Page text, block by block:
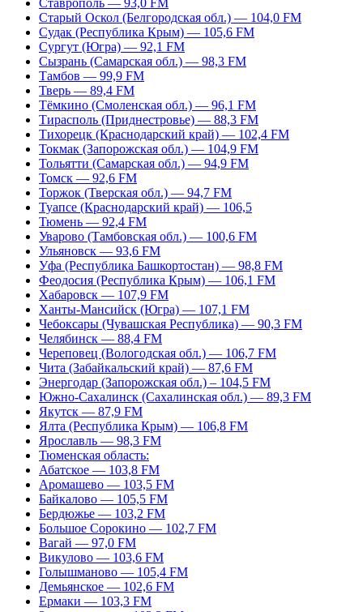
Ставрополь — 93,0 FM
Старый Оскол (Белгородская обл.) — 104,0 FM
Судак (Республика Крым) — 105,6 FM
Сургут (Югра) — 92,1 FM
Сызрань (Самарская обл.) — 98,3 FM
Тамбов — 99,9 FM
Тверь — 89,4 FM
Тёмкино (Смоленская обл.) — 96,1 FM
Тирасполь (Приднестровье) — 88,3 FM
Тихорецк (Краснодарский край) — 102,4 FM
Токмак (Запорожская обл.) — 104,9 FM
Тольятти (Самарская обл.) — 94,9 FM
Томск — 92,6 FM
Торжок (Тверская обл.) — 94,7 FM
Туапсе (Краснодарский край) — 106,5
Тюмень — 92,4 FM
Уварово (Тамбовская обл.) — 100,6 FM
Ульяновск — 93,6 FM
Уфа (Республика Башкортостан) — 98,8 FM
Феодосия (Республика Крым) — 106,1 FM
Хабаровск — 107,9 FM
Ханты-Мансийск (Югра) — 107,1 FM
Чебоксары (Чувашская Республика) — 90,3 FM
Челябинск — 88,4 FM
Череповец (Вологодская обл.) — 106,7 FM
Чита (Забайкальский край) — 87,6 FM
Энергодар (Запорожская обл.) – 104,5 FM
Южно-Сахалинск (Сахалинская обл.) — 89,3 FM
Якутск — 87,9 FM
Ялта (Республика Крым) — 106,8 FM
Ярославль — 98,3 FM
Тюменская область:
Абатское — 103,8 FM
Аромашево — 103,5 FM
Байкалово — 105,5 FM
Бердюжье — 103,2 FM
Большое Сорокино — 102,7 FM
Вагай — 97,0 FM
Викулово — 103,6 FM
Голышманово — 105,4 FM
Демьянское — 102,6 FM
Ермаки — 103,3 FM